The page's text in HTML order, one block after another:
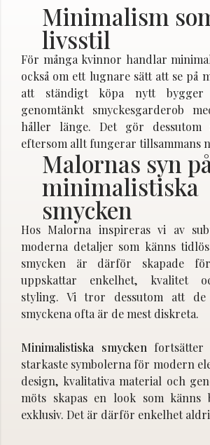
Minimalism
livsstil
För många kvinnor handlar
också om ett lugnare sätt att se på
att ständigt köpa nytt
genomtänkt smyckesgarderob
håller länge. Det gör dessutom
eftersom allt fungerar tillsammans
Malornas syn
minimalistiska
smycken
Hos Malorna inspireras vi av
moderna detaljer som känns
smycken är därför skapade
uppskattar enkelhet, kvalitet
styling. Vi tror dessutom att de
smyckena ofta är de mest diskreta.
Minimalistiska smycken
starkaste symbolerna för modern
design, kvalitativa material och
möts skapas en look som känns
exklusiv. Det är därför enkelhet